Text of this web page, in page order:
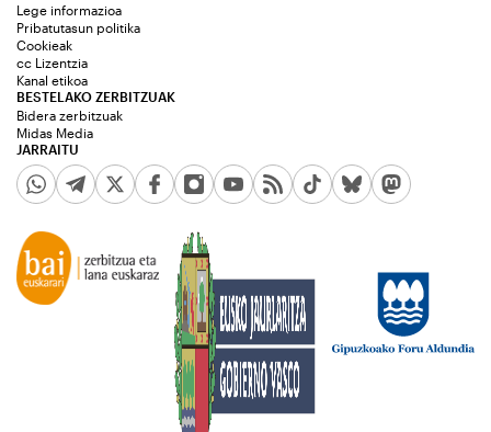
JARRAITU
Lege informazioa
Pribatutasun politika
Cookieak
cc Lizentzia
Kanal etikoa
BESTELAKO ZERBITZUAK
Bidera zerbitzuak
Midas Media